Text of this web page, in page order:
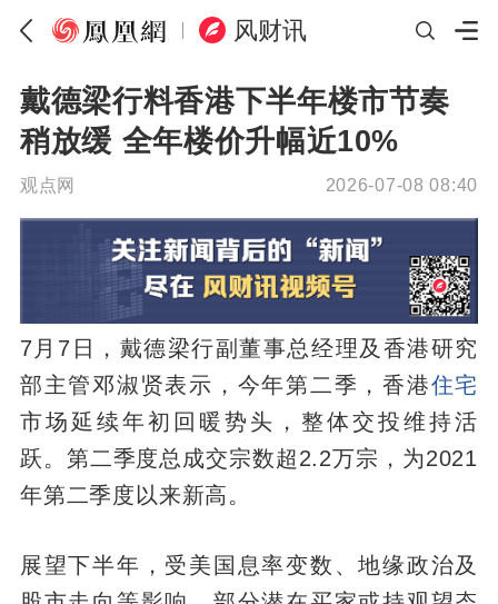
风财讯
戴德梁行料香港下半年楼市节奏
稍放缓 全年楼价升幅近10%
观点网 2026-07-08 08:40
7月7日，戴德梁行副董事总经理及香港研究
部主管邓淑贤表示，今年第二季，香港住宅
市场延续年初回暖势头，整体交投维持活
跃。第二季度总成交宗数超2.2万宗，为2021
年第二季度以来新高。
展望下半年，受美国息率变数、地缘政治及